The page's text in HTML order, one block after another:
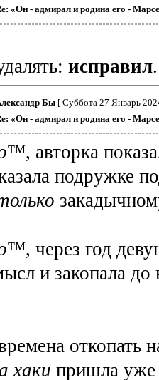
«Он - адмирал и родина его -
исправил.
Бы[ Суббота 27 Январь
«Он - адмирал и родина его -
™, авторка
подружке
™, через год
и закопала
откопать
хаки пришла уже